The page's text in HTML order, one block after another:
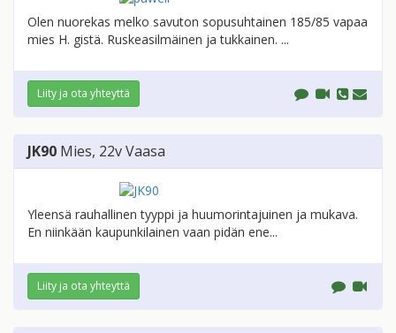
Olen nuorekas melko savuton sopusuhtainen 185/85 vapaa
mies H. gistä. Ruskeasilmäinen ja tukkainen. ...
Liity ja ota yhteyttä
JK90 Mies, 22vVaasa
Yleensä rauhallinen tyyppi ja huumorintajuinen ja mukava.
En niinkään kaupunkilainen vaan pidän ene...
Liity ja ota yhteyttä